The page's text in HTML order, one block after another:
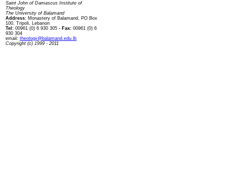
Saint John of Damascus Institute of
Theology
The University of Balamand
Address: Monastery of Balamand, PO Box
100, Tripoli, Lebanon
Tel: 00961 (0) 6 930 305 - Fax: 00961 (0) 6
930 304
email: theology@balamand.edu.lb
Copyright (c) 1999 - 2011